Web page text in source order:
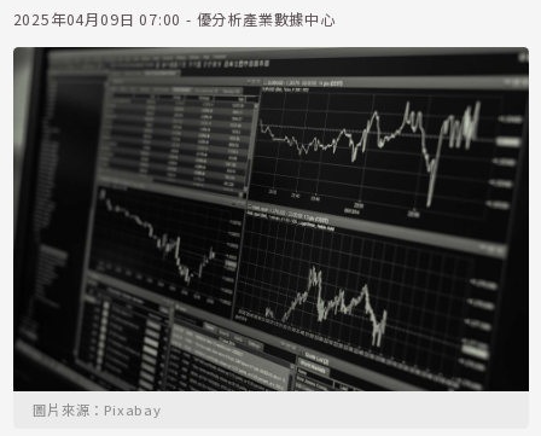
2025年04月09日 07:00 - 優分析產業數據中心
圖片來源：Pixabay